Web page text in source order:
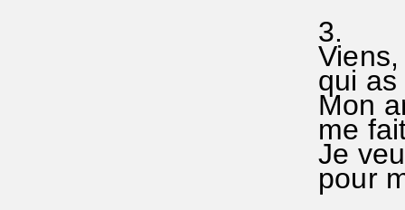
3.
qui as
Mon
me
Je
pour